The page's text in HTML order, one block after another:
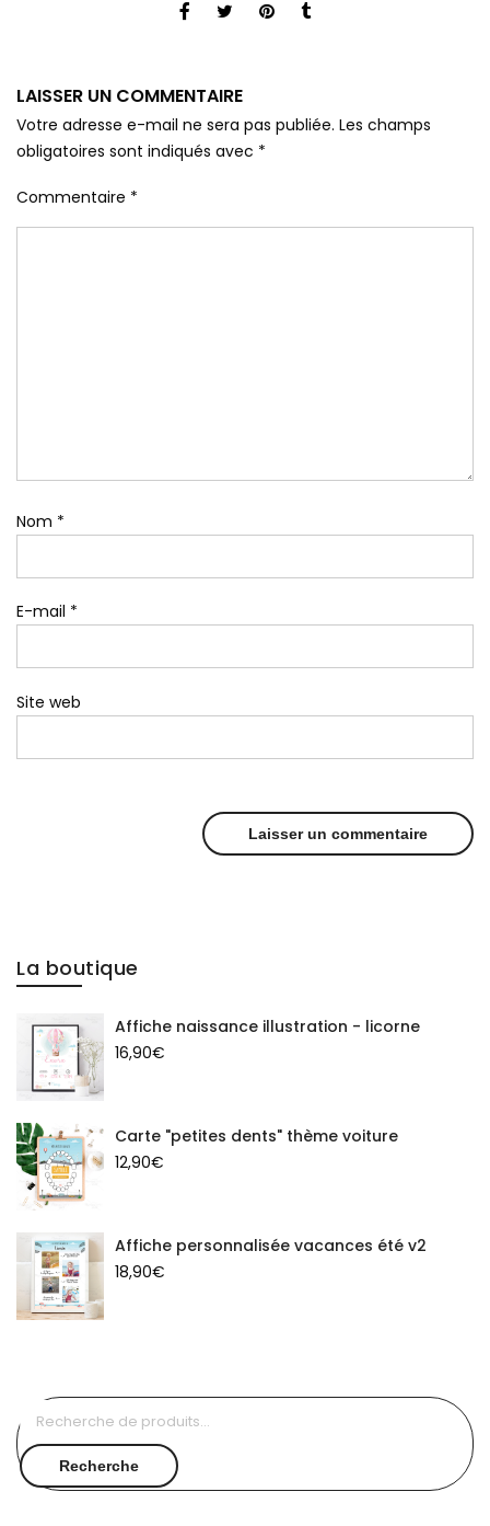
LAISSER UN COMMENTAIRE
Votre adresse e-mail ne sera pas publiée. Les champs
obligatoires sont indiqués avec *
Commentaire *
Nom *
E-mail *
Site web
La boutique
Affiche naissance illustration - licorne
16,90€
Carte "petites dents" thème voiture
12,90€
Affiche personnalisée vacances été v2
18,90€
Recherche